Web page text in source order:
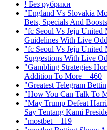
! Без рубрики
"England Vs Slovakia
Bets, Specials And
"fc Seoul Vs Jeju United
Guidelines With Live
"fc Seoul Vs Jeju United
Suggestions With Live
"Gambling Strategies
Addition To More – 460
"Greatest Telegram
"How You Can Talk To
"May Trump Defeat
Say Tentang Kami
"mostbet – 119